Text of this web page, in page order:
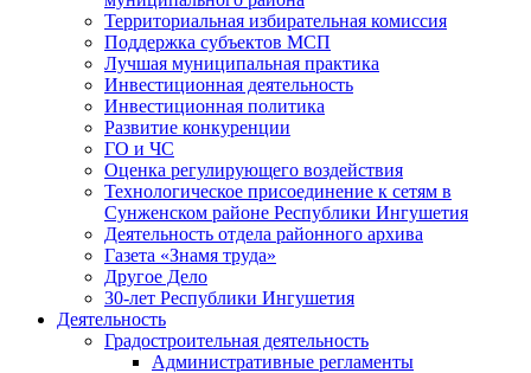
Территориальная избирательная комиссия
Поддержка субъектов МСП
Лучшая муниципальная практика
Инвестиционная деятельность
Инвестиционная политика
Развитие конкуренции
ГО и ЧС
Оценка регулирующего воздействия
Технологическое присоединение к сетям в
Сунженском районе Республики Ингушетия
Деятельность отдела районного архива
Газета «Знамя труда»
Другое Дело
30-лет Республики Ингушетия
Деятельность
Градостроительная деятельность
Административные регламенты